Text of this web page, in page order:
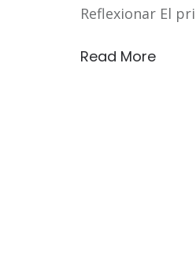
Reflexionar El
Read More